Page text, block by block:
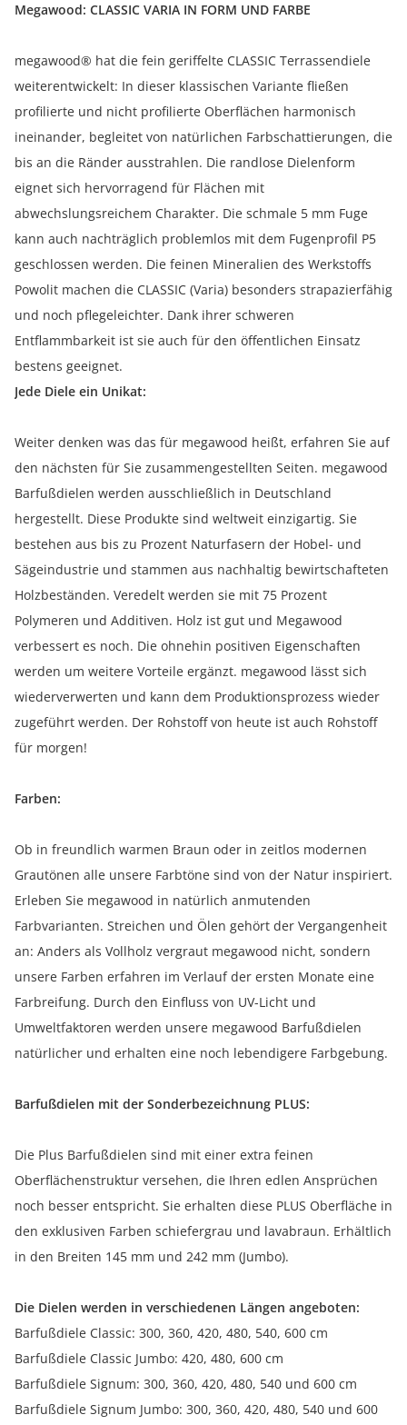
Megawood: CLASSIC VARIA IN FORM UND FARBE
megawood® hat die fein geriffelte CLASSIC Terrassendiele
weiterentwickelt: In dieser klassischen Variante fließen
profilierte und nicht profilierte Oberflächen harmonisch
ineinander, begleitet von natürlichen Farbschattierungen, die
bis an die Ränder ausstrahlen. Die randlose Dielenform
eignet sich hervorragend für Flächen mit
abwechslungsreichem Charakter. Die schmale 5 mm Fuge
kann auch nachträglich problemlos mit dem Fugenprofil P5
geschlossen werden. Die feinen Mineralien des Werkstoffs
Powolit machen die CLASSIC (Varia) besonders strapazierfähig
und noch pflegeleichter. Dank ihrer schweren
Entflammbarkeit ist sie auch für den öffentlichen Einsatz
bestens geeignet.
Jede Diele ein Unikat:
Weiter denken was das für megawood heißt, erfahren Sie auf
den nächsten für Sie zusammengestellten Seiten. megawood
Barfußdielen werden ausschließlich in Deutschland
hergestellt. Diese Produkte sind weltweit einzigartig. Sie
bestehen aus bis zu Prozent Naturfasern der Hobel- und
Sägeindustrie und stammen aus nachhaltig bewirtschafteten
Holzbeständen. Veredelt werden sie mit 75 Prozent
Polymeren und Additiven. Holz ist gut und Megawood
verbessert es noch. Die ohnehin positiven Eigenschaften
werden um weitere Vorteile ergänzt. megawood lässt sich
wiederverwerten und kann dem Produktionsprozess wieder
zugeführt werden. Der Rohstoff von heute ist auch Rohstoff
für morgen!
Farben:
Ob in freundlich warmen Braun oder in zeitlos modernen
Grautönen alle unsere Farbtöne sind von der Natur inspiriert.
Erleben Sie megawood in natürlich anmutenden
Farbvarianten. Streichen und Ölen gehört der Vergangenheit
an: Anders als Vollholz vergraut megawood nicht, sondern
unsere Farben erfahren im Verlauf der ersten Monate eine
Farbreifung. Durch den Einfluss von UV-Licht und
Umweltfaktoren werden unsere megawood Barfußdielen
natürlicher und erhalten eine noch lebendigere Farbgebung.
Barfußdielen mit der Sonderbezeichnung PLUS:
Die Plus Barfußdielen sind mit einer extra feinen
Oberflächenstruktur versehen, die Ihren edlen Ansprüchen
noch besser entspricht. Sie erhalten diese PLUS Oberfläche in
den exklusiven Farben schiefergrau und lavabraun. Erhältlich
in den Breiten 145 mm und 242 mm (Jumbo).
Die Dielen werden in verschiedenen Längen angeboten:
Barfußdiele Classic: 300, 360, 420, 480, 540, 600 cm
Barfußdiele Classic Jumbo: 420, 480, 600 cm
Barfußdiele Signum: 300, 360, 420, 480, 540 und 600 cm
Barfußdiele Signum Jumbo: 300, 360, 420, 480, 540 und 600